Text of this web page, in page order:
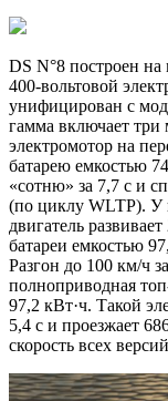
DS N°8 построен
400-вольтовой
унифицирован с
гамма включает три
электромотор на
батарею емкостью
«сотню» за 7,7 с и
(по циклу WLTP). У
двигатель
батареи емкостью
Разгон до 100 км/ч
полноприводная
97,2 кВт·ч. Такой
5,4 с и проезжает
скорость всех